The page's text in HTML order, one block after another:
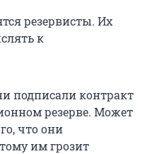
резервисты. Их
к
подписали контракт
резерве. Может
что они
им грозит